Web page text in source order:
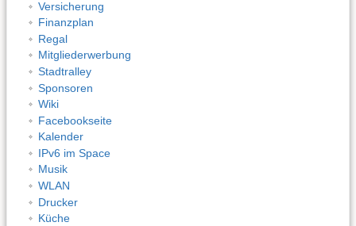
Versicherung
Finanzplan
Regal
Mitgliederwerbung
Stadtralley
Sponsoren
Wiki
Facebookseite
Kalender
IPv6 im Space
Musik
WLAN
Drucker
Küche